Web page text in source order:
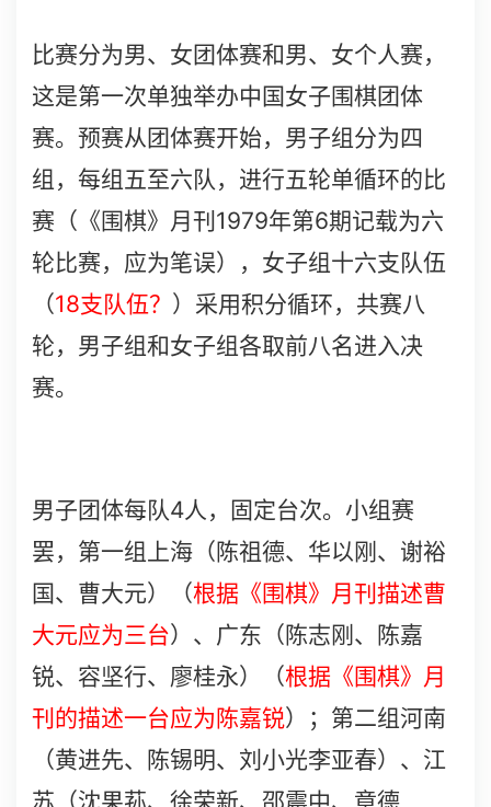
比赛分为男、女团体赛和男、女个人赛，
这是第一次单独举办中国女子围棋团体
赛。预赛从团体赛开始，男子组分为四
组，每组五至六队，进行五轮单循环的比
赛（《围棋》月刊 1979年第6期记载为六
轮比赛，应为笔误），女子组十六支队伍
（18支队伍？ ）采用积分循环，共赛八
轮，男子组和女子组各取前八名进入决
赛。
男子团体每队4人，固定台次。小组赛
罢，第一组上海（陈祖德、华以刚、谢裕
国、曹大元）（根据《围棋》月刊描述曹
大元应为三台）、广东（陈志刚、陈嘉
锐、容坚行、廖桂永）（根据《围棋》月
刊的描述一台应为陈嘉锐）；第二组河南
（黄进先、陈锡明、刘小光李亚春）、江
苏（沈果荪、徐荣新、邵震中、章德